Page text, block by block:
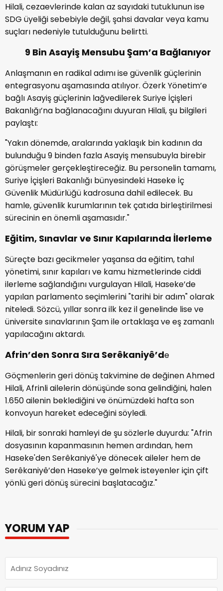
Hilali, cezaevlerinde kalan az sayıdaki tutuklunun ise
SDG üyeliği sebebiyle değil, şahsi davalar veya kamu
suçları nedeniyle tutulduğunu belirtti.
9 Bin Asayiş Mensubu Şam’a Bağlanıyor
Anlaşmanın en radikal adımı ise güvenlik güçlerinin
entegrasyonu aşamasında atılıyor. Özerk Yönetim’e
bağlı Asayiş güçlerinin lağvedilerek Suriye İçişleri
Bakanlığı’na bağlanacağını duyuran Hilali, şu bilgileri
paylaştı:
"Yakın dönemde, aralarında yaklaşık bin kadının da
bulunduğu 9 binden fazla Asayiş mensubuyla birebir
görüşmeler gerçekleştireceğiz. Bu personelin tamamı,
Suriye İçişleri Bakanlığı bünyesindeki Haseke İç
Güvenlik Müdürlüğü kadrosuna dahil edilecek. Bu
hamle, güvenlik kurumlarının tek çatıda birleştirilmesi
sürecinin en önemli aşamasıdır."
Eğitim, Sınavlar ve Sınır Kapılarında İlerleme
Süreçte bazı gecikmeler yaşansa da eğitim, tahıl
yönetimi, sınır kapıları ve kamu hizmetlerinde ciddi
ilerleme sağlandığını vurgulayan Hilali, Haseke’de
yapılan parlamento seçimlerini "tarihi bir adım" olarak
niteledi. Sözcü, yıllar sonra ilk kez il genelinde lise ve
üniversite sınavlarının Şam ile ortaklaşa ve eş zamanlı
yapılacağını aktardı.
Afrin’den Sonra Sıra Serêkaniyê’de
Göçmenlerin geri dönüş takvimine de değinen Ahmed
Hilali, Afrinli ailelerin dönüşünde sona gelindiğini, halen
1.650 ailenin beklediğini ve önümüzdeki hafta son
konvoyun hareket edeceğini söyledi.
Hilali, bir sonraki hamleyi de şu sözlerle duyurdu: "Afrin
dosyasının kapanmasının hemen ardından, hem
Haseke'den Serêkaniyê'ye dönecek aileler hem de
Serêkaniyê’den Haseke’ye gelmek isteyenler için çift
yönlü geri dönüş sürecini başlatacağız."
YORUM YAP